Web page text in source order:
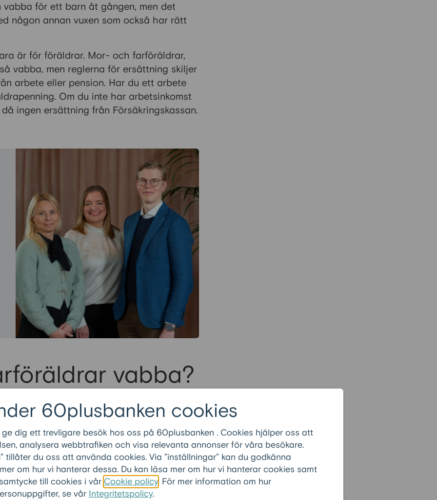
60plusbanken cookies
dig ett trevligare besök hos oss på 60plusbanken . Cookies hjälper oss att
analysera webbtrafiken och visa relevanta annonser för våra besökare.
tillåter du oss att använda cookies. Via ”inställningar” kan du godkänna
om hur vi hanterar dessa. Du kan läsa mer om hur vi hanterar cookies samt
till cookies i vår Cookie policy . För mer information om hur
se vår Integritetspolicy.
för ett barn åt gången, men det
någon annan vuxen som också har rätt
är för föräldrar. Mor- och farföräldrar,
vabba, men reglerna för ersättning skiljer
arbete eller pension. Har du ett arbete
Om du inte har arbetsinkomst
ingen ersättning från Försäkringskassan.
vabba?
vissa förutsättningar. Det gäller framför
behöver avlastning, arbetar långa dagar
barn i behov av vård. Vanliga situationer